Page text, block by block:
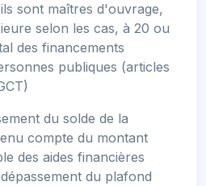
sont maîtres d'ouvrage,
selon les cas, à 20 ou
des financements
publiques (articles
du solde de la
compte du montant
des aides financières
du plafond